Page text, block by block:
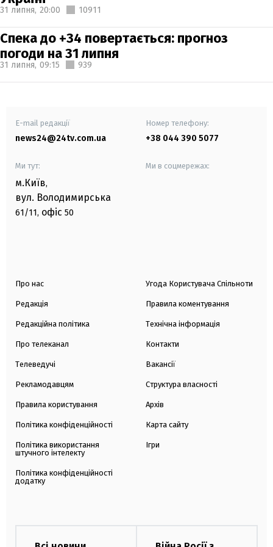
31 липня, 20:00 10911
Спека до +34 повертається: прогноз
погоди на 31 липня
31 липня, 09:15 939
E-mail редакції
news24@24tv.com.ua
Номер телефону:
+38 044 390 5077
Ми тут:
м.Київ,
вул. Володимирська
61/11, офіс 50
Ми в соцмережах:
Про нас
Редакція
Редакційна політика
Про телеканал
Телеведучі
Рекламодавцям
Правила користування
Політика конфіденційності
Політика використання
штучного інтелекту
Політика конфіденційності
додатку
Угода Користувача Спільноти
Правила коментування
Технічна інформація
Контакти
Вакансії
Структура власності
Архів
Карта сайту
Ігри